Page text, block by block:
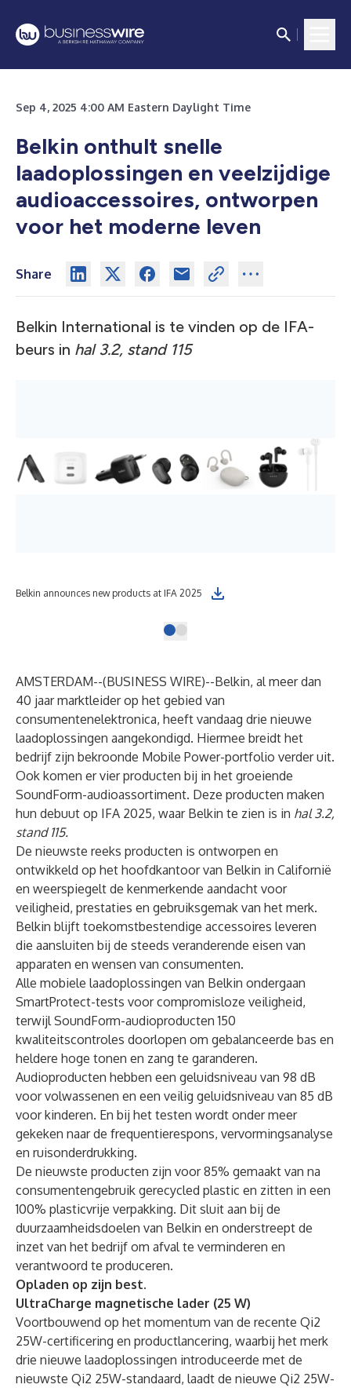
Sep 4, 2025 4:00 AM Eastern Daylight Time
Belkin onthult snelle
laadoplossingen en veelzijdige
audioaccessoires, ontworpen
voor het moderne leven
Share
Belkin International is te vinden op de IFA-
beurs in hal 3.2, stand 115
Belkin announces new products at IFA 2025
AMSTERDAM--(BUSINESS WIRE)--Belkin, al meer dan
40 jaar marktleider op het gebied van
consumentenelektronica, heeft vandaag drie nieuwe
laadoplossingen aangekondigd. Hiermee breidt het
bedrijf zijn bekroonde Mobile Power-portfolio verder uit.
Ook komen er vier producten bij in het groeiende
SoundForm-audioassortiment. Deze producten maken
hun debuut op IFA 2025, waar Belkin te zien is in hal 3.2,
stand 115.
De nieuwste reeks producten is ontworpen en
ontwikkeld op het hoofdkantoor van Belkin in Californië
en weerspiegelt de kenmerkende aandacht voor
veiligheid, prestaties en gebruiksgemak van het merk.
Belkin blijft toekomstbestendige accessoires leveren
die aansluiten bij de steeds veranderende eisen van
apparaten en wensen van consumenten.
Alle mobiele laadoplossingen van Belkin ondergaan
SmartProtect-tests voor compromisloze veiligheid,
terwijl SoundForm-audioproducten 150
kwaliteitscontroles doorlopen om gebalanceerde bas en
heldere hoge tonen en zang te garanderen.
Audioproducten hebben een geluidsniveau van 98 dB
voor volwassenen en een veilig geluidsniveau van 85 dB
voor kinderen. En bij het testen wordt onder meer
gekeken naar de frequentierespons, vervormingsanalyse
en ruisonderdrukking.
De nieuwste producten zijn voor 85% gemaakt van na
consumentengebruik gerecycled plastic en zitten in een
100% plasticvrije verpakking. Dit sluit aan bij de
duurzaamheidsdoelen van Belkin en onderstreept de
inzet van het bedrijf om afval te verminderen en
verantwoord te produceren.
Opladen op zijn best.
UltraCharge magnetische lader (25 W)
Voortbouwend op het momentum van de recente Qi2
25W-certificering en productlancering, waarbij het merk
drie nieuwe laadoplossingen introduceerde met de
nieuwste Qi2 25W-standaard, laadt de nieuwe Qi2 25W-